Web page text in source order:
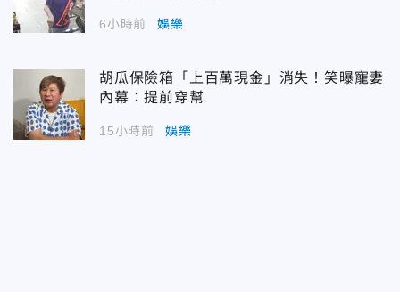
6小時前 娛樂
胡瓜保險箱「上百萬現金」消失！笑曝寵妻
內幕：提前穿幫
15小時前 娛樂